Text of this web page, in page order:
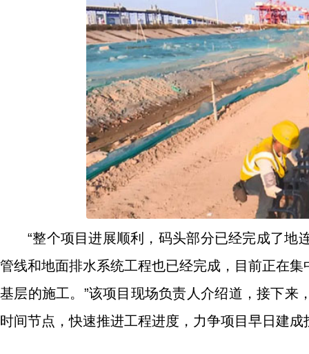
“整个项目进展顺利，码头部分已经完成了
管线和地面排水系统工程也已经完成，目前正在
基层的施工。”该项目现场负责人介绍道，接下
时间节点，快速推进工程进度，力争项目早日建成